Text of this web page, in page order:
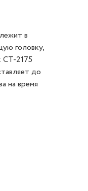
в
головку,
2175
до
на время